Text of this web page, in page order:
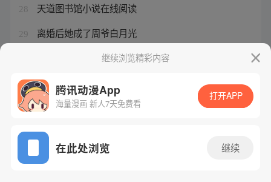
28 天道图书馆小说在线阅读
29 离婚后她成了周爷白月光
继续浏览精彩内容
腾讯动漫App
海量漫画 新人7天免费看
打开APP
在此处浏览 继续
网站备案/许可证号：粤B2-20090059-5
Copyright©1998 - 2026 Tencent. All Rights Reserved